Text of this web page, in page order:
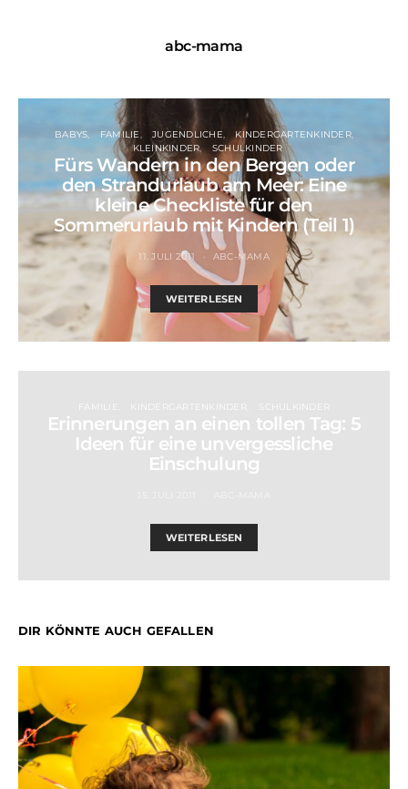
abc-mama
BABYS FAMILIE JUGENDLICHE
KINDERGARTENKINDER
KLEINKINDER
SCHULKINDER
Fürs Wandern in den Bergen oder
den Strandurlaub am Meer: Eine
kleine Checkliste für den
Sommerurlaub mit Kindern (Teil 1)
11. JULI 2011 ABC-MAMA
WEITERLESEN
FAMILIE KINDERGARTENKINDER SCHULKINDER
Erinnerungen an einen tollen Tag: 5
Ideen für eine unvergessliche
Einschulung
WEITERLESEN
DIR KÖNNTE AUCH GEFALLEN